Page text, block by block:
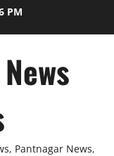
PM
Pantnagar News,